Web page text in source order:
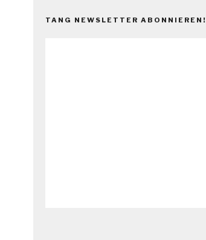
TANG NEWSLETTER ABONNIEREN!